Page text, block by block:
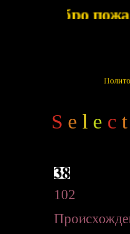
S e l e c t
102